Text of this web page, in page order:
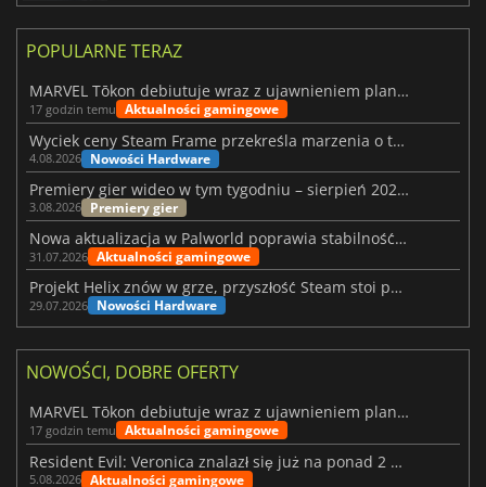
POPULARNE TERAZ
MARVEL Tōkon debiutuje wraz z ujawnieniem planu rozwoju na pierwszy rok
17 godzin temu Aktualności gamingowe
Wyciek ceny Steam Frame przekreśla marzenia o tanim zestawie VR
4.08.2026 Nowości Hardware
Premiery gier wideo w tym tygodniu – sierpień 2026 r. (32. tydzień)
3.08.2026 Premiery gier
Nowa aktualizacja w Palworld poprawia stabilność Sunreach i walk z bossami
31.07.2026 Aktualności gamingowe
Projekt Helix znów w grze, przyszłość Steam stoi pod znakiem zapytania
29.07.2026 Nowości Hardware
NOWOŚCI, DOBRE OFERTY
MARVEL Tōkon debiutuje wraz z ujawnieniem planu rozwoju na pierwszy rok
17 godzin temu Aktualności gamingowe
Resident Evil: Veronica znalazł się już na ponad 2 milionach list życzeń
5.08.2026 Aktualności gamingowe